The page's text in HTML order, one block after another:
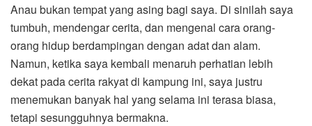
Anau bukan tempat yang asing bagi saya. Di sinilah saya
tumbuh, mendengar cerita, dan mengenal cara orang-
orang hidup berdampingan dengan adat dan alam.
Namun, ketika saya kembali menaruh perhatian lebih
dekat pada cerita rakyat di kampung ini, saya justru
menemukan banyak hal yang selama ini terasa biasa,
tetapi sesungguhnya bermakna.